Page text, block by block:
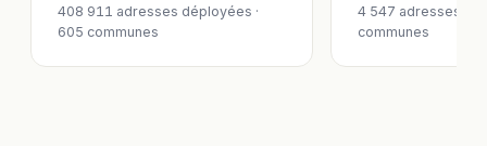
408 911 adresses déployées ·
605 communes
4 547 adresses
communes